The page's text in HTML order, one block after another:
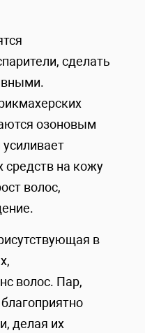
сделать
озоновым
средств на кожу
волос,
в
волос. Пар,
делая их